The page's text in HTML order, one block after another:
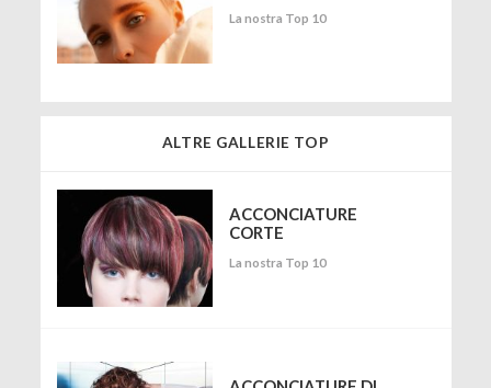
La nostra Top 10
ALTRE GALLERIE TOP
ACCONCIATURE
CORTE
La nostra Top 10